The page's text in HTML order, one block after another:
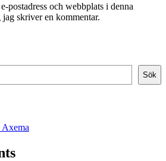
postadress och webbplats i denna
skriver en kommentar.
Sök
Axema